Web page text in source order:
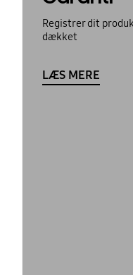
Registrer dit
dækket
LÆS MERE